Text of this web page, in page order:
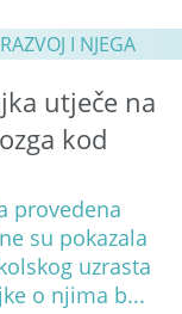
I NJEGA
utječe na
kod
provedena
su pokazala
uzrasta
o njima b...